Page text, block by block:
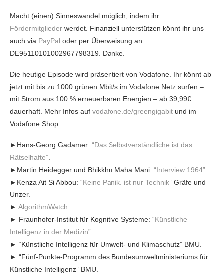
Macht (einen) Sinneswandel möglich, indem ihr
Fördermitglieder werdet. Finanziell unterstützen könnt ihr uns
auch via PayPal oder per Überweisung an
DE95110101002967798319. Danke.
Die heutige Episode wird präsentiert von Vodafone. Ihr könnt ab
jetzt mit bis zu 1000 grünen Mbit/s im Vodafone Netz surfen –
mit Strom aus 100 % erneuerbaren Energien – ab 39,99€
dauerhaft. Mehr Infos auf vodafone.de/greengigabit und im
Vodafone Shop.
►Hans-Georg Gadamer: “Das Selbstverständliche ist das
Rätselhafte”
►Martin Heidegger und Bhikkhu Maha Mani: “Interview 1964”
►Kenza Ait Si Abbou: “Keine Panik, ist nur Technik” Gräfe und
Unzer.
► AlgorithmWatch
► Fraunhofer-Institut für Kognitive Systeme: “Künstliche
Intelligenz in der Medizin”
► “Künstliche Intelligenz für Umwelt- und Klimaschutz” BMU.
► “Fünf-Punkte-Programm des Bundesumweltministeriums für
Künstliche Intelligenz” BMU.